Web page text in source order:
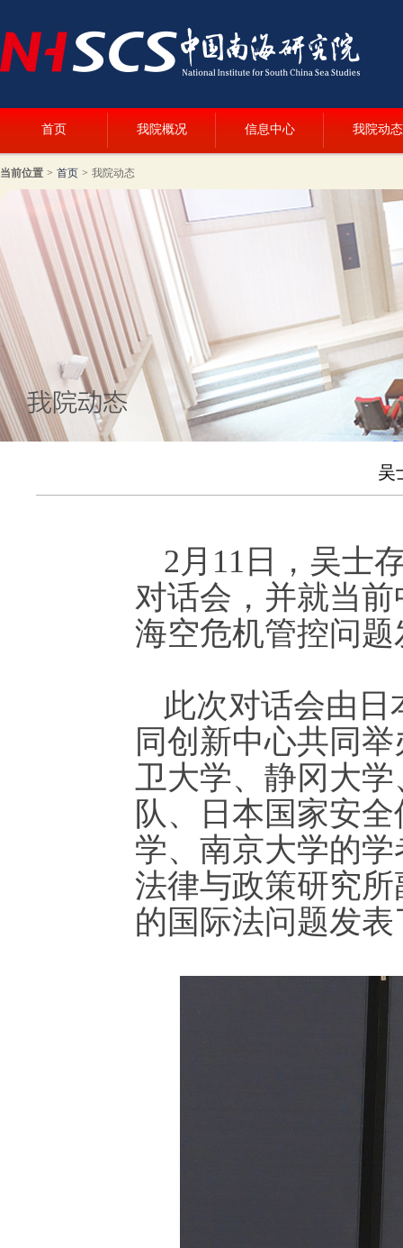
首页 我院概况 信息中心 我院动态
当前位置 > 首页 > 我院动态
吴
2月11日，吴士
对话会，并就当
海空危机管控问
此次对话会由
同创新中心共同
卫大学、静冈大
队、日本国家安
学、南京大学的
法律与政策研究
的国际法问题发